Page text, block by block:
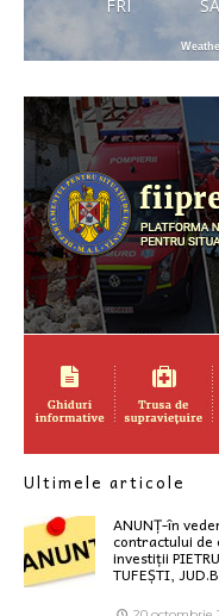
FRI
Ultimele articole
ANUNȚ-în
contractului
investiții
TUFEȘTI,